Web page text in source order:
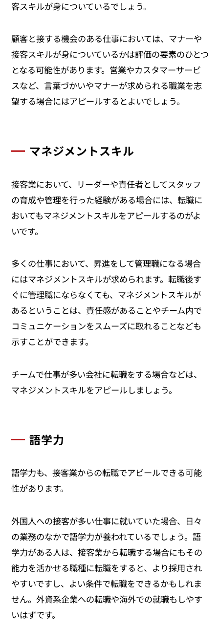
客スキルが身についているでしょう。
顧客と接する機会のある仕事においては、マナーや
接客スキルが身についているかは評価の要素のひとつ
となる可能性があります。営業やカスタマーサービ
スなど、言葉づかいやマナーが求められる職業を志
望する場合にはアピールするとよいでしょう。
マネジメントスキル
接客業において、リーダーや責任者としてスタッフ
の育成や管理を行った経験がある場合には、転職に
おいてもマネジメントスキルをアピールするのがよ
いです。
多くの仕事において、昇進をして管理職になる場合
にはマネジメントスキルが求められます。転職後す
ぐに管理職にならなくても、マネジメントスキルが
あるということは、責任感があることやチーム内で
コミュニケーションをスムーズに取れることなども
示すことができます。
チームで仕事が多い会社に転職をする場合などは、
マネジメントスキルをアピールしましょう。
語学力
語学力も、接客業からの転職でアピールできる可能
性があります。
外国人への接客が多い仕事に就いていた場合、日々
の業務のなかで語学力が養われているでしょう。語
学力がある人は、接客業から転職する場合にもその
能力を活かせる職種に転職をすると、より採用され
やすいですし、よい条件で転職をできるかもしれま
せん。外資系企業への転職や海外での就職もしやす
いはずです。